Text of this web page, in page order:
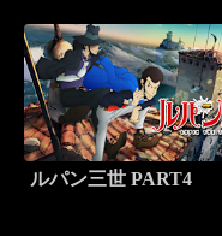
ルパン三世 PART4